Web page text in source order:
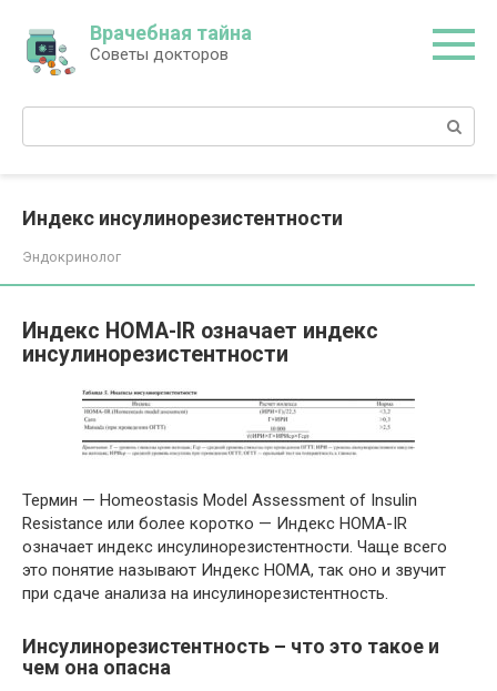
контенту
Врачебная тайна
Советы докторов
Поиск:
Индекс инсулинорезистентности
Эндокринолог
Индекс HOMA-IR означает индекс
инсулинорезистентности
Термин — Homeostasis Model Assessment of Insulin
Resistance или более коротко — Индекс HOMA-IR
означает индекс инсулинорезистентности. Чаще всего
это понятие называют Индекс HOMA, так оно и звучит
при сдаче анализа на инсулинорезистентность.
Инсулинорезистентность – что это такое и
чем она опасна